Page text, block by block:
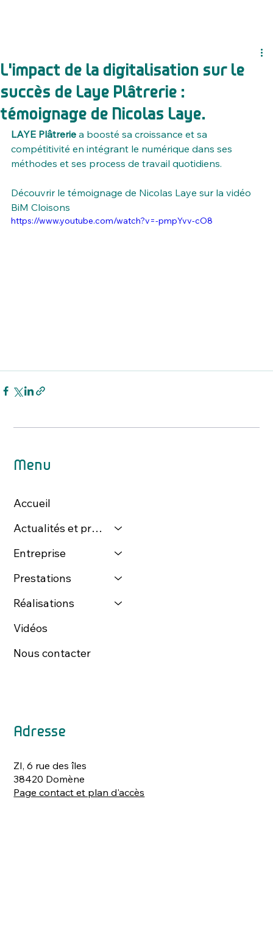
L'impact de la digitalisation sur le
succès de Laye Plâtrerie :
témoignage de Nicolas Laye.
LAYE Plâtrerie a boosté sa croissance et sa
compétitivité en intégrant le numérique dans ses
méthodes et ses process de travail quotidiens.
Découvrir le témoignage de Nicolas Laye sur la vidéo
BiM Cloisons
https://www.youtube.com/watch?v=-pmpYvv-cO8
Menu
Accueil
Actualités et presse
Entreprise
Prestations
Réalisations
Vidéos
Nous contacter
Adresse
ZI, 6 rue des îles
38420 Domène
Page contact et plan d'accès